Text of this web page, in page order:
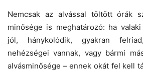
Nemcsak az alvással töltött órák
minősége is meghatározó: ha
jól, hánykolódik, gyakran
nehézségei vannak, vagy bármi
alvásminősége – ennek okát fel kell